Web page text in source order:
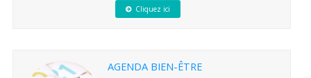
Cliquez ici
AGENDA BIEN-ÊTRE